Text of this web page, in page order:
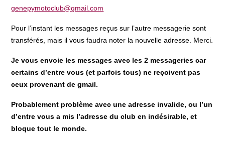
genepymotoclub@gmail.com
Pour l’instant les messages reçus sur l’autre messagerie sont
transférés, mais il vous faudra noter la nouvelle adresse. Merci.
Je vous envoie les messages avec les 2 messageries car
certains d’entre vous (et parfois tous) ne reçoivent pas
ceux provenant de gmail.
Probablement problème avec une adresse invalide, ou l’un
d’entre vous a mis l’adresse du club en indésirable, et
bloque tout le monde.